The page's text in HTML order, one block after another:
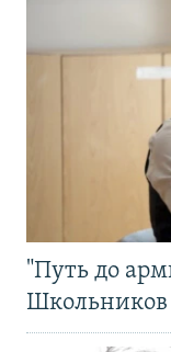
"Путь до
Школьников